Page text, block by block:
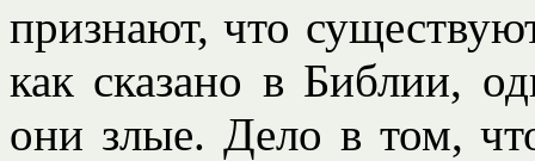
признают, что
как сказано в Библии,
они злые. Дело в том,